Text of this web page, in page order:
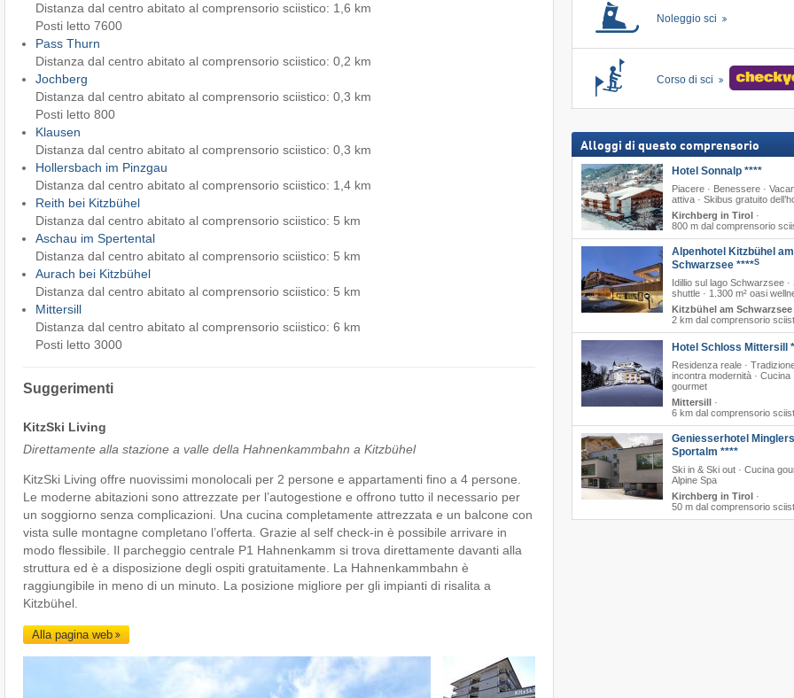
Distanza dal centro abitato al comprensorio sciistico: 1,6 km
Posti letto 7600
Pass Thurn
Distanza dal centro abitato al comprensorio sciistico: 0,2 km
Jochberg
Distanza dal centro abitato al comprensorio sciistico: 0,3 km
Posti letto 800
Klausen
Distanza dal centro abitato al comprensorio sciistico: 0,3 km
Hollersbach im Pinzgau
Distanza dal centro abitato al comprensorio sciistico: 1,4 km
Reith bei Kitzbühel
Distanza dal centro abitato al comprensorio sciistico: 5 km
Aschau im Spertental
Distanza dal centro abitato al comprensorio sciistico: 5 km
Aurach bei Kitzbühel
Distanza dal centro abitato al comprensorio sciistico: 5 km
Mittersill
Distanza dal centro abitato al comprensorio sciistico: 6 km
Posti letto 3000
Suggerimenti
KitzSki Living
Direttamente alla stazione a valle della Hahnenkammbahn a Kitzbühel
KitzSki Living offre nuovissimi monolocali per 2 persone e appartamenti fino a 4 persone.
Le moderne abitazioni sono attrezzate per l’autogestione e offrono tutto il necessario per
un soggiorno senza complicazioni. Una cucina completamente attrezzata e un balcone con
vista sulle montagne completano l’offerta. Grazie al self check-in è possibile arrivare in
modo flessibile. Il parcheggio centrale P1 Hahnenkamm si trova direttamente davanti alla
struttura ed è a disposizione degli ospiti gratuitamente. La Hahnenkammbahn è
raggiungibile in meno di un minuto. La posizione migliore per gli impianti di risalita a
Kitzbühel.
Alla pagina web
Noleggio sci
Corso di sci
Alloggi di questo comprensorio
Hotel Sonnalp ****
Piacere · Benessere ·
attiva · Skibus gratuito
Kirchberg in Tirol ·
800 m dal comprensorio
Alpenhotel Kitzbühel am
Schwarzsee ****S
Idillio sul lago Schwarzsee ·
shuttle · 1.300 m² oasi
Kitzbühel am Schwarzsee
2 km dal comprensorio
Hotel Schloss Mittersill
Residenza reale ·
incontra modernità · Cucina
gourmet
Mittersill
·
6 km dal comprensorio
Geniesserhotel Minglers
Sportalm ****
Ski in & Ski out · Cucina
Alpine Spa
Kirchberg in Tirol ·
50 m dal comprensorio